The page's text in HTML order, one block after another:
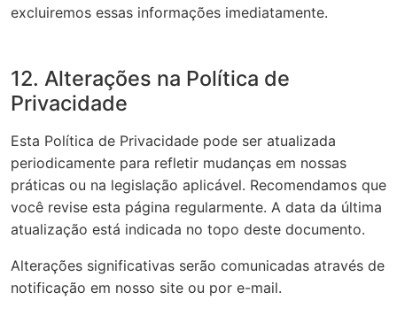
excluiremos essas informações imediatamente.
12. Alterações na Política de
Privacidade
Esta Política de Privacidade pode ser atualizada
periodicamente para refletir mudanças em nossas
práticas ou na legislação aplicável. Recomendamos que
você revise esta página regularmente. A data da última
atualização está indicada no topo deste documento.
Alterações significativas serão comunicadas através de
notificação em nosso site ou por e-mail.